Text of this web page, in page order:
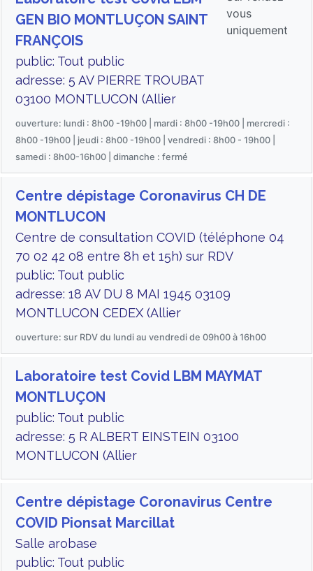
GEN BIO MONTLUÇON SAINT
FRANÇOIS
public: Tout public
adresse: 5 AV PIERRE TROUBAT
03100 MONTLUCON (Allier
vous
uniquement
ouverture: lundi : 8h00 -19h00 | mardi : 8h00 -19h00 | mercredi :
8h00 -19h00 | jeudi : 8h00 -19h00 | vendredi : 8h00 - 19h00 |
samedi : 8h00-16h00 | dimanche : fermé
Centre dépistage Coronavirus CH DE
MONTLUCON
Centre de consultation COVID (téléphone 04
70 02 42 08 entre 8h et 15h) sur RDV
public: Tout public
adresse: 18 AV DU 8 MAI 1945 03109
MONTLUCON CEDEX (Allier
ouverture: sur RDV du lundi au vendredi de 09h00 à 16h00
Laboratoire test Covid LBM MAYMAT
MONTLUÇON
public: Tout public
adresse: 5 R ALBERT EINSTEIN 03100
MONTLUCON (Allier
Centre dépistage Coronavirus Centre
COVID Pionsat Marcillat
Salle arobase
public: Tout public